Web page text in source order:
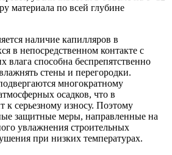
материала по всей глубине
наличие капилляров в
в непосредственном контакте с
влага способна беспрепятственно
стены и перегородки.
многократному
осадков, что в
к серьезному износу. Поэтому
защитные меры, направленные на
увлажнения строительных
при низких температурах.